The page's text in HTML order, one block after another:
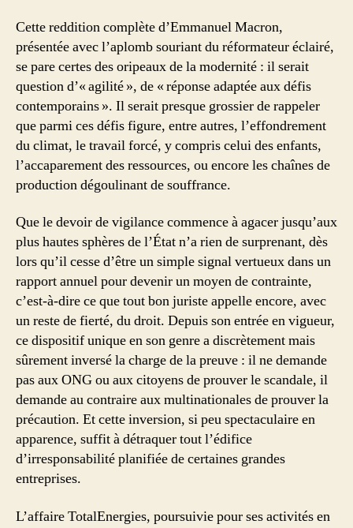
Cette reddition complète d’Emmanuel Macron,
présentée avec l’aplomb souriant du réformateur éclairé,
se pare certes des oripeaux de la modernité : il serait
question d’« agilité », de « réponse adaptée aux défis
contemporains ». Il serait presque grossier de rappeler
que parmi ces défis figure, entre autres, l’effondrement
du climat, le travail forcé, y compris celui des enfants,
l’accaparement des ressources, ou encore les chaînes de
production dégoulinant de souffrance.
Que le devoir de vigilance commence à agacer jusqu’aux
plus hautes sphères de l’État n’a rien de surprenant, dès
lors qu’il cesse d’être un simple signal vertueux dans un
rapport annuel pour devenir un moyen de contrainte,
c’est-à-dire ce que tout bon juriste appelle encore, avec
un reste de fierté, du droit. Depuis son entrée en vigueur,
ce dispositif unique en son genre a discrètement mais
sûrement inversé la charge de la preuve : il ne demande
pas aux ONG ou aux citoyens de prouver le scandale, il
demande au contraire aux multinationales de prouver la
précaution. Et cette inversion, si peu spectaculaire en
apparence, suffit à détraquer tout l’édifice
d’irresponsabilité planifiée de certaines grandes
entreprises.
L’affaire TotalEnergies, poursuivie pour ses activités en